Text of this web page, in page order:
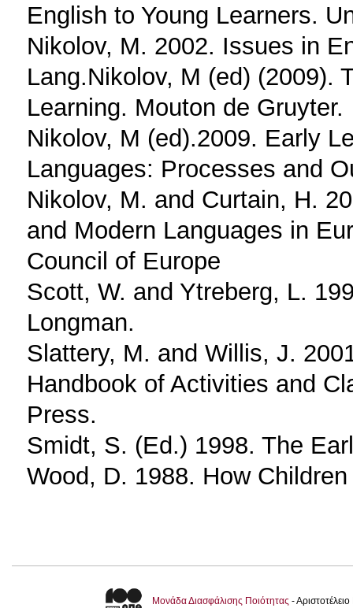
English to Young Learners.
Nikolov, M. 2002. Issues in
Lang.Nikolov, M (ed) (2009).
Learning. Mouton de Gruyter.
Nikolov, M (ed).2009. Early
Languages: Processes and
Nikolov, M. and Curtain, H.
and Modern Languages in
Council of Europe
Scott, W. and Ytreberg, L.
Longman.
Slattery, M. and Willis, J.
Handbook of Activities and
Press.
Smidt, S. (Ed.) 1998. The
Wood, D. 1988. How
Μονάδα Διασφάλισης Ποιότητας -